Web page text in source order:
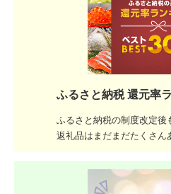
ふるさと納税 還元率
ふるさと納税の制度改定後
返礼品はまだまだたくさん